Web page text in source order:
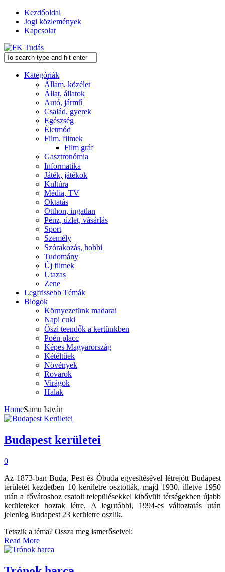
Kezdőoldal
Jogi közlemények
Kapcsolat
Kategóriák
Állam, közélet
Állat, állatok
Autó, jármű
Család, gyerek
Egészség
Életmód
Film, filmek
Film gráf
Gasztronómia
Informatika
Játék, játékok
Kultúra
Média, TV
Oktatás
Otthon, ingatlan
Pénz, üzlet, vásárlás
Sport
Személy
Szórakozás, hobbi
Tudomány
Új filmek
Utazas
Zene
Legfrissebb Témák
Blogok
Környezetünk madarai
Napi cuki
Őszi teendők a kertünkben
Poén placc
Képes Magyarország
Kétéltűek
Növények
Rovarok
Virágok
Halak
HomeSamu István
Budapest kerületei
0
Az 1873-ban Buda, Pest és Óbuda egyesítésével létrejött Budapest
területét kezdetben 10 kerületre osztották, majd 1930, illetve 1950
után a fővároshoz csatolt településekkel kibővült térségekben újabb
kerületeket hoztak létre. A legutóbbi, 1994-es változtatás után
jelenleg Budapest 23 kerületre oszlik.
Tetszik a téma? Ossza meg ismerőseivel:
Read More